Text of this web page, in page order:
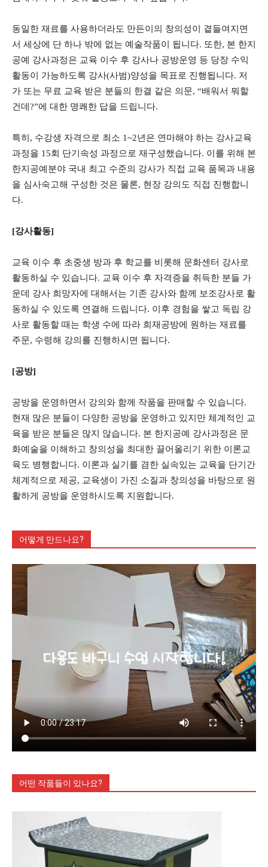
동일한 재료를 사용하더라도 만든이의 창의성이 곁들여지면
서 세상에 단 하나 밖에 없는 예술작품이 됩니다. 또한, 본 한지
공예 강사과정은 교육 이수 후 강사나 공방운영 등 당장 수익
활동이 가능하도록 강사(사범)양성을 목표로 진행됩니다. 저
가 또는 무료 교육 받은 분들의 한결 같은 의문, “배워서 뭐할
건데?”에 대한 명쾌한 답을 드립니다.
특히, 수강생 자격으로 최소 1~2년은 연마해야 하는 강사교육
과정을 15회 단기속성 과정으로 재구성했습니다. 이를 위해 본
한지공예분야 국내 최고 수준의 강사가 직접 교육 품목과 내용
을 심사숙고해 구성한 것은 물론, 현장 강의도 직접 진행합니
다.
[강사활동]
교육 이수 후 초중생 방과 후 학교를 비롯해 문화센터 강사로
활동하실 수 있습니다. 교육 이수 후 자격증을 취득한 분들 가
운데 강사 희망자에 대해서는 기존 강사와 함께 보조강사로 활
동하실 수 있도록 연결해 드립니다. 이후 경험을 쌓고 독립 강
사로 활동할 때는 학생 수에 따라 희재공방에 원하는 재료를
주문, 수령해 강의를 진행하시면 됩니다.
[공방]
공방을 운영하면서 강의와 함께 작품을 판매할 수 있습니다.
현재 많은 분들이 다양한 공방을 운영하고 있지만 체계적인 교
육을 받은 분들은 많지 않습니다. 본 한지공예 강사과정은 문
화예술을 이해하고 창의성을 최대한 끌어올리기 위한 이론교
육도 병행합니다. 이론과 실기를 겸한 실속있는 교육을 단기간
체계적으로 제공, 교육생이 가진 소질과 창의성을 바탕으로 원
활하게 공방을 운영하시도록 지원합니다.
어떻게 만드나요?
어떤 작품들이 있나요?